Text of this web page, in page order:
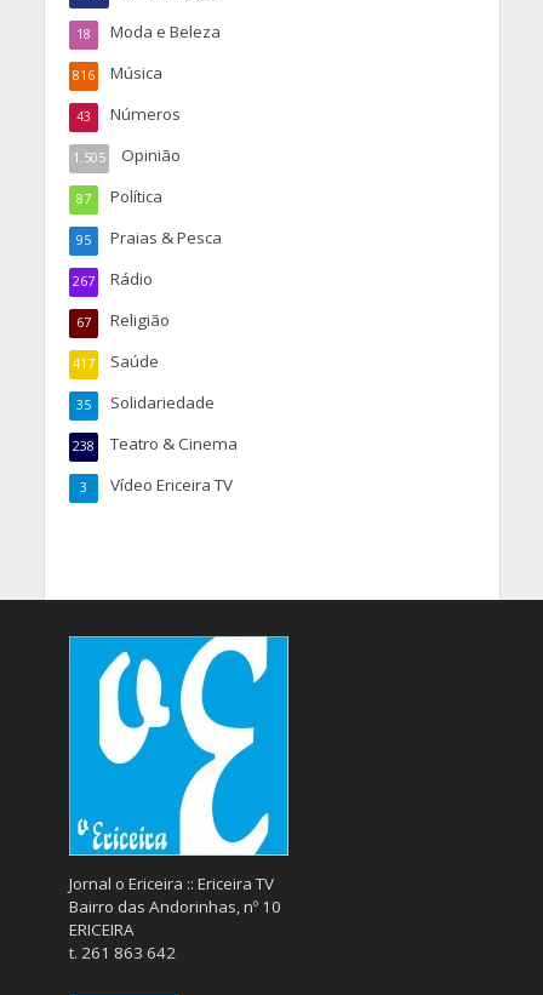
Moda e Beleza
18
Música
816
Números
43
Opinião
1.505
Política
87
Praias & Pesca
95
Rádio
267
Religião
67
Saúde
417
Solidariedade
35
Teatro & Cinema
238
Vídeo Ericeira TV
3
Jornal o Ericeira :: Ericeira TV
Bairro das Andorinhas, nº 10
ERICEIRA
t. 261 863 642